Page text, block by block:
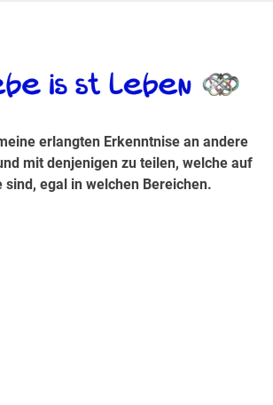
sind, egal in welchen Bereichen.
erlangten Erkenntnise an andere
mit denjenigen zu teilen, welche auf
sind, egal in welchen Bereichen.